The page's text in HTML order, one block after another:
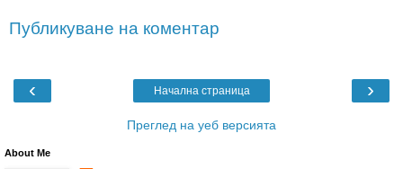
Публикуване на коментар
‹ ›
Начална страница
Преглед на уеб версията
About Me